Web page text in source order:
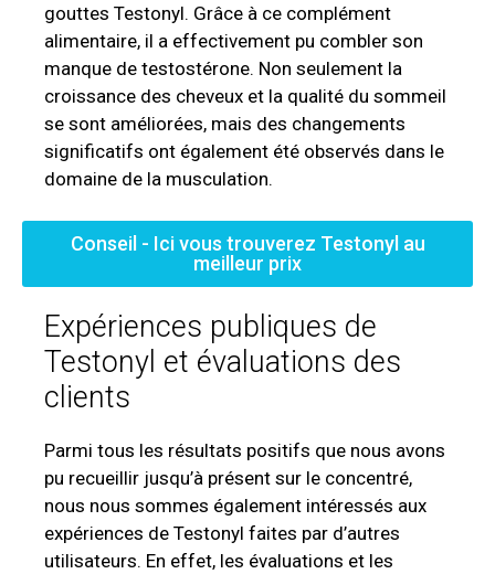
gouttes Testonyl. Grâce à ce complément
alimentaire, il a effectivement pu combler son
manque de testostérone. Non seulement la
croissance des cheveux et la qualité du sommeil
se sont améliorées, mais des changements
significatifs ont également été observés dans le
domaine de la musculation.
Conseil - Ici vous trouverez Testonyl au
meilleur prix
Expériences publiques de
Testonyl et évaluations des
clients
Parmi tous les résultats positifs que nous avons
pu recueillir jusqu’à présent sur le concentré,
nous nous sommes également intéressés aux
expériences de Testonyl faites par d’autres
utilisateurs. En effet, les évaluations et les